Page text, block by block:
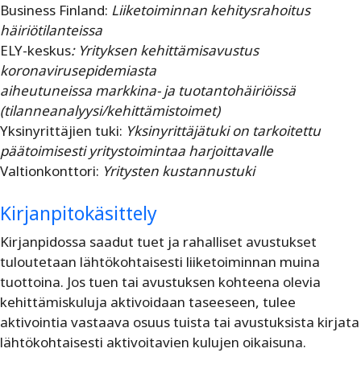
Business Finland: Liiketoiminnan kehitysrahoitus
häiriötilanteissa
ELY-keskus: Yrityksen kehittämisavustus
koronavirusepidemiasta
aiheutuneissa markkina- ja tuotantohäiriöissä
(tilanneanalyysi/kehittämistoimet)
Yksinyrittäjien tuki: Yksinyrittäjätuki on tarkoitettu
päätoimisesti yritystoimintaa harjoittavalle
Valtionkonttori: Yritysten kustannustuki
Kirjanpitokäsittely
Kirjanpidossa saadut tuet ja rahalliset avustukset
tuloutetaan lähtökohtaisesti liiketoiminnan muina
tuottoina. Jos tuen tai avustuksen kohteena olevia
kehittämiskuluja aktivoidaan taseeseen, tulee
aktivointia vastaava osuus tuista tai avustuksista kirjata
lähtökohtaisesti aktivoitavien kulujen oikaisuna.